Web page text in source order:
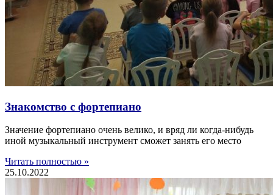
Знакомство с фортепиано
Значение фортепиано очень велико, и вряд ли когда-нибудь
иной музыкальный инструмент сможет занять его место
Читать полностью »
25.10.2022